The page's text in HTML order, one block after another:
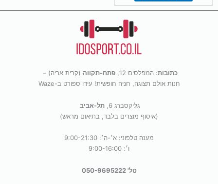
כתובות: המפלסים 12, פתח-תקווה (קרית אריה) –
חנות אולם תצוגה, חניה חופשית! עידו ספורט ב-Waze
גליקסברג 6,
תל-אביב
(איסוף מוצרים בלבד, בתיאום מראש)
מענה טלפוני: א׳-ה׳: 9:00-21:30
ו׳: 9:00-16:00
טל' 050-9695222